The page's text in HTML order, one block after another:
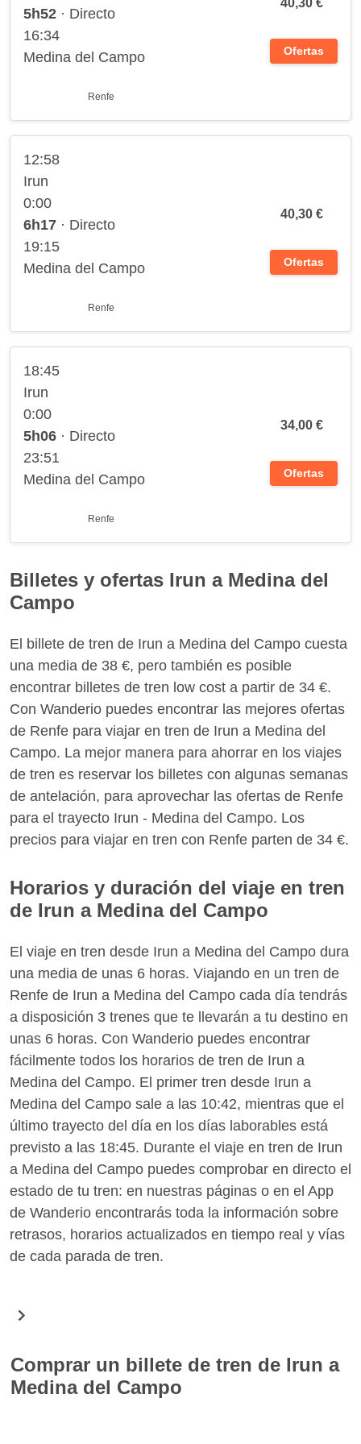
5h52 · Directo
16:34
Medina del Campo
Renfe
40,30 €
Ofertas
12:58
Irun
0:00
6h17 · Directo
19:15
Medina del Campo
Renfe
40,30 €
Ofertas
18:45
Irun
0:00
5h06 · Directo
23:51
Medina del Campo
Renfe
34,00 €
Ofertas
Billetes y ofertas Irun a Medina del
Campo
El billete de tren de Irun a Medina del Campo cuesta
una media de 38 €, pero también es posible
encontrar billetes de tren low cost a partir de 34 €.
Con Wanderio puedes encontrar las mejores ofertas
de Renfe para viajar en tren de Irun a Medina del
Campo. La mejor manera para ahorrar en los viajes
de tren es reservar los billetes con algunas semanas
de antelación, para aprovechar las ofertas de Renfe
para el trayecto Irun - Medina del Campo. Los
precios para viajar en tren con Renfe parten de 34 €.
Horarios y duración del viaje en tren
de Irun a Medina del Campo
El viaje en tren desde Irun a Medina del Campo dura
una media de unas 6 horas. Viajando en un tren de
Renfe de Irun a Medina del Campo cada día tendrás
a disposición 3 trenes que te llevarán a tu destino en
unas 6 horas. Con Wanderio puedes encontrar
fácilmente todos los horarios de tren de Irun a
Medina del Campo. El primer tren desde Irun a
Medina del Campo sale a las 10:42, mientras que el
último trayecto del día en los días laborables está
previsto a las 18:45. Durante el viaje en tren de Irun
a Medina del Campo puedes comprobar en directo el
estado de tu tren: en nuestras páginas o en el App
de Wanderio encontrarás toda la información sobre
retrasos, horarios actualizados en tiempo real y vías
de cada parada de tren.
Comprar un billete de tren de Irun a
Medina del Campo